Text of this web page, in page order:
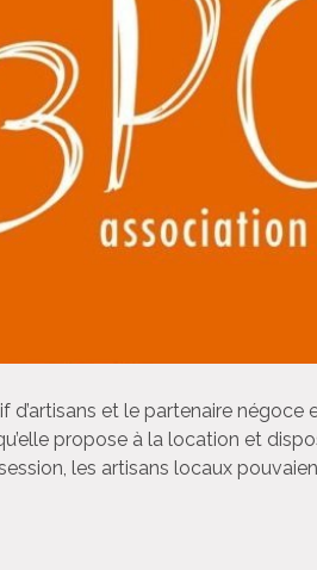
et le partenaire négoce
propose à la location et
les artisans locaux